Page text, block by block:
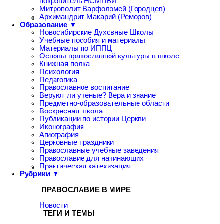
Митрополит Варфоломей (Городцев)
Архимандрит Макарий (Реморов)
Образование ▼
Новосибирские Духовные Школы
Учебные пособия и материалы
Материалы по ИППЦ
Основы православной культуры в школе
Книжная полка
Психология
Педагогика
Православное воспитание
Веруют ли ученые? Вера и знание
Предметно-образовательные области
Воскресная школа
Публикации по истории Церкви
Иконография
Агиография
Церковные праздники
Православные учебные заведения
Православие для начинающих
Практическая катехизация
Рубрики ▼
ПРАВОСЛАВИЕ В МИРЕ
Новости
ТЕГИ И ТЕМЫ